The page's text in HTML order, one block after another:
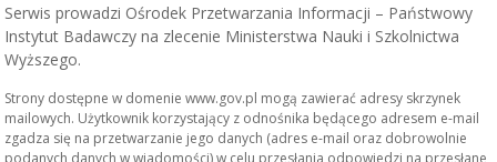
Serwis prowadzi Ośrodek Przetwarzania Informacji – Państwowy
Instytut Badawczy na zlecenie Ministerstwa Nauki i Szkolnictwa
Wyższego.
Strony dostępne w domenie www.gov.pl mogą zawierać adresy skrzynek
mailowych. Użytkownik korzystający z odnośnika będącego adresem e-mail
zgadza się na przetwarzanie jego danych (adres e-mail oraz dobrowolnie
podanych danych w wiadomości) w celu przesłania odpowiedzi na przesłane